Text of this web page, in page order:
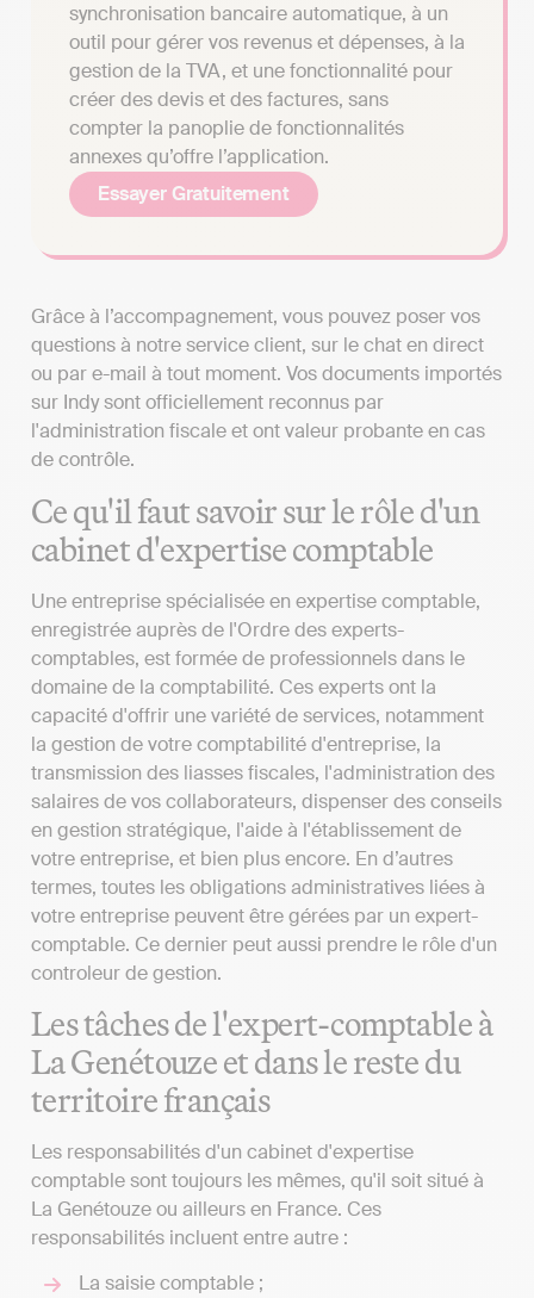
synchronisation bancaire automatique, à un
outil pour gérer vos revenus et dépenses, à la
gestion de la TVA, et une fonctionnalité pour
créer des devis et des factures, sans
compter la panoplie de fonctionnalités
annexes qu’offre l’application.
Essayer Gratuitement
Grâce à l’accompagnement, vous pouvez poser vos
questions à notre service client, sur le chat en direct
ou par e-mail à tout moment. Vos documents importés
sur Indy sont officiellement reconnus par
l'administration fiscale et ont valeur probante en cas
de contrôle.
Ce qu'il faut savoir sur le rôle d'un
cabinet d'expertise comptable
Une entreprise spécialisée en expertise comptable,
enregistrée auprès de l'Ordre des experts-
comptables, est formée de professionnels dans le
domaine de la comptabilité. Ces experts ont la
capacité d'offrir une variété de services, notamment
la gestion de votre comptabilité d'entreprise, la
transmission des liasses fiscales, l'administration des
salaires de vos collaborateurs, dispenser des conseils
en gestion stratégique, l'aide à l'établissement de
votre entreprise, et bien plus encore. En d’autres
termes, toutes les obligations administratives liées à
votre entreprise peuvent être gérées par un expert-
comptable. Ce dernier peut aussi prendre le rôle d'un
controleur de gestion.
Les tâches de l'expert-comptable à
La Genétouze et dans le reste du
territoire français
Les responsabilités d'un cabinet d'expertise
comptable sont toujours les mêmes, qu'il soit situé à
La Genétouze ou ailleurs en France. Ces
responsabilités incluent entre autre :
La saisie comptable ;